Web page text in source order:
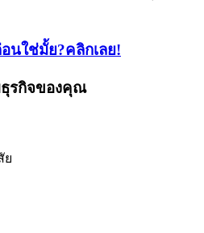
นใช่มั้ย?คลิกเลย!
ธุรกิจของคุณ
ย